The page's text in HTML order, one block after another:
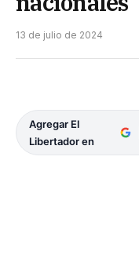
13 de julio de 2024
Agregar El
Libertador en